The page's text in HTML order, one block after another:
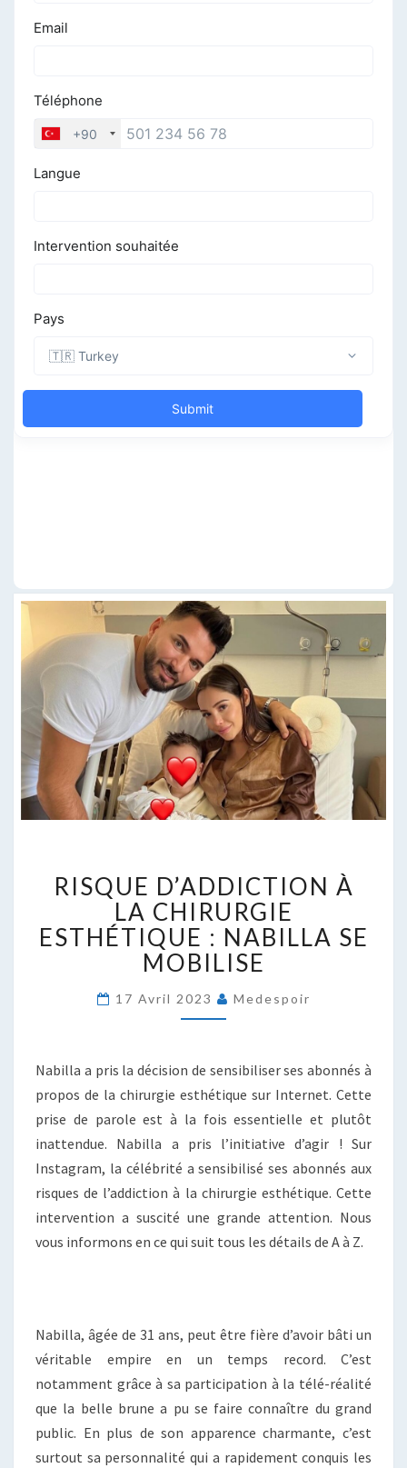
D’ADDICTION
À
LA
CHIRURGIE
ESTHÉTIQUE
NABILLA
SE
RISQUE D’ADDICTION À
LA CHIRURGIE
ESTHÉTIQUE : NABILLA SE
MOBILISE
17 Avril 2023 Medespoir
Nabilla a pris la décision de sensibiliser ses abonnés à
propos de la chirurgie esthétique sur Internet. Cette
prise de parole est à la fois essentielle et plutôt
inattendue. Nabilla a pris l’initiative d’agir ! Sur
Instagram, la célébrité a sensibilisé ses abonnés aux
risques de l’addiction à la chirurgie esthétique. Cette
intervention a suscité une grande attention. Nous
vous informons en ce qui suit tous les détails de A à Z.
Nabilla, âgée de 31 ans, peut être fière d’avoir bâti un
véritable empire en un temps record. C’est
notamment grâce à sa participation à la télé-réalité
que la belle brune a pu se faire connaître du grand
public. En plus de son apparence charmante, c’est
surtout sa personnalité qui a rapidement conquis les